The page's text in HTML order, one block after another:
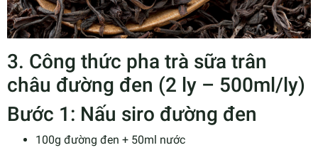
3. Công thức pha trà sữa trân
châu đường đen (2 ly – 500ml/ly)
Bước 1: Nấu siro đường đen
100g đường đen + 50ml nước